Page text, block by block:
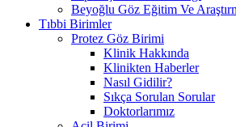
Beyoğlu Göz Eğitim Ve
Tıbbi Birimler
Protez Göz Birimi
Klinik Hakkında
Klinikten Haberler
Nasıl Gidilir?
Sıkça Sorulan Sorular
Doktorlarımız